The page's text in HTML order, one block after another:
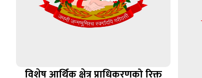
विशेष आर्थिक क्षेत्र प्राधिकरणको रिक्त